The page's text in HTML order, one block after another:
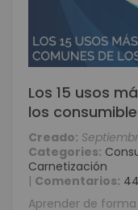
Los 15 usos
los
Creado:
Categories:
Carnetización
| Comentarios: 44
Aprender de